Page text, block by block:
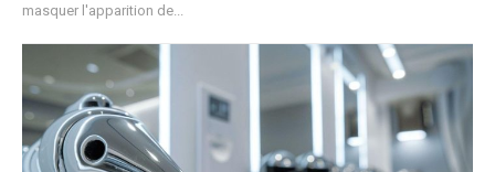
masquer l'apparition de...